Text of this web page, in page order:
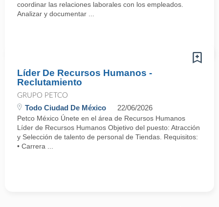
coordinar las relaciones laborales con los empleados.
Analizar y documentar ...
Líder De Recursos Humanos -
Reclutamiento
GRUPO PETCO
Todo Ciudad De México 22/06/2026
Petco México Únete en el área de Recursos Humanos
Líder de Recursos Humanos Objetivo del puesto: Atracción
y Selección de talento de personal de Tiendas. Requisitos:
• Carrera ...